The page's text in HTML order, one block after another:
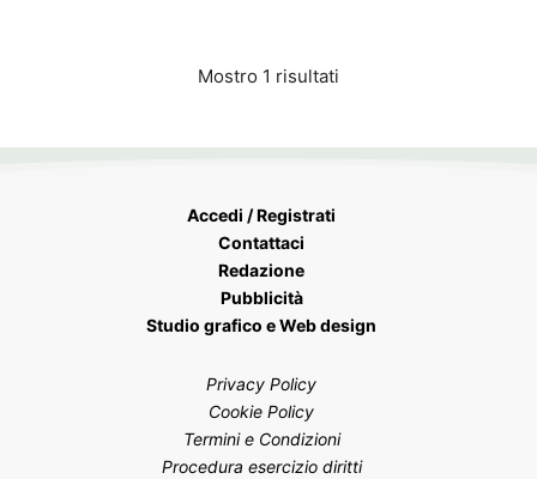
Mostro 1 risultati
Accedi / Registrati
Contattaci
Redazione
Pubblicità
Studio grafico e Web design
Privacy Policy
Cookie Policy
Termini e Condizioni
Procedura esercizio diritti